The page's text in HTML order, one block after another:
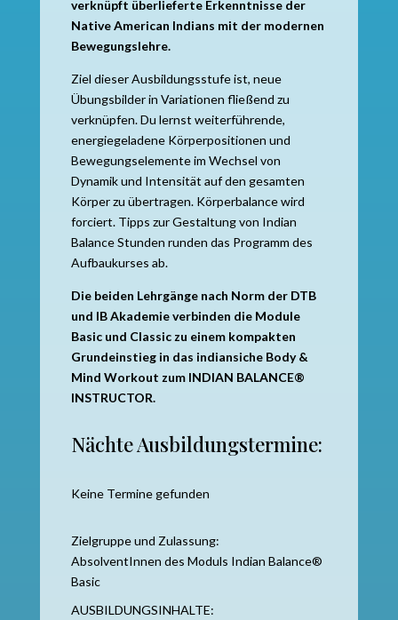
verknüpft überlieferte Erkenntnisse der
Native American Indians mit der modernen
Bewegungslehre.
Ziel dieser Ausbildungsstufe ist, neue
Übungsbilder in Variationen fließend zu
verknüpfen. Du lernst weiterführende,
energiegeladene Körperpositionen und
Bewegungselemente im Wechsel von
Dynamik und Intensität auf den gesamten
Körper zu übertragen. Körperbalance wird
forciert. Tipps zur Gestaltung von Indian
Balance Stunden runden das Programm des
Aufbaukurses ab.
Die beiden Lehrgänge nach Norm der DTB
und IB Akademie verbinden die Module
Basic und Classic zu einem kompakten
Grundeinstieg in das indiansiche Body &
Mind Workout zum INDIAN BALANCE®
INSTRUCTOR.
Nächte Ausbildungstermine:
Keine Termine gefunden
Zielgruppe und Zulassung:
AbsolventInnen des Moduls Indian Balance®
Basic
AUSBILDUNGSINHALTE: